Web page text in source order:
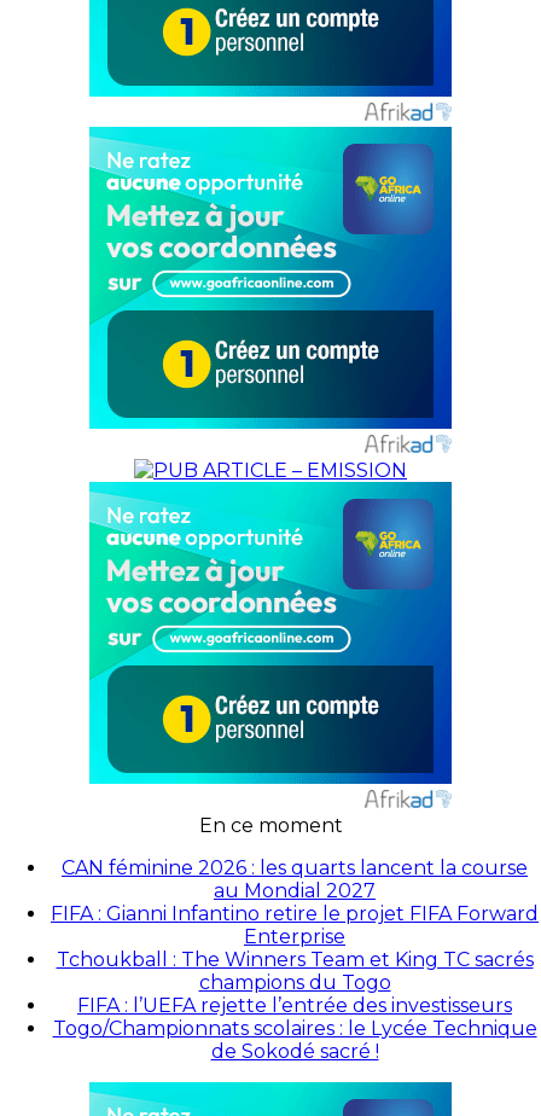
En ce moment
CAN féminine 2026 : les quarts lancent la course
au Mondial 2027
FIFA : Gianni Infantino retire le projet FIFA Forward
Enterprise
Tchoukball : The Winners Team et King TC sacrés
champions du Togo
FIFA : l’UEFA rejette l’entrée des investisseurs
Togo/Championnats scolaires : le Lycée Technique
de Sokodé sacré !